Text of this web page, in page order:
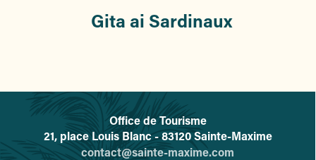
Gita ai Sardinaux
L'office de tourisme de Sainte-
Office de Tourisme
21, place Louis Blanc - 83120 Sainte-Maxime
contact@sainte-maxime.com